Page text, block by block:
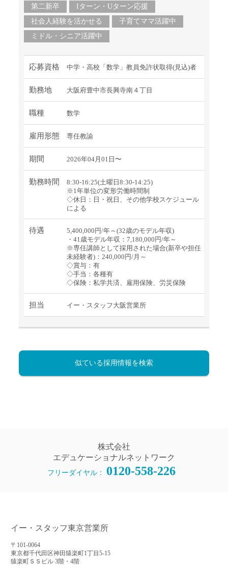
第二新卒
Iターン・Uターン応援
社会人経験を活かせる
子育てママ活躍中
ミドル・シニア活躍中
応募資格 中学・高校「数学」教員免許状取得(見込)者
勤務地 大阪府豊中市長興寺南４丁目
職種 数学
雇用形態 専任教諭
期間 2026年04月01日〜
勤務時間
8:30-16:25(土曜日8:30-14:25)
※1年単位の変形労働時間制
◇休日：日・祝日、その他学校スケジュール
による
待遇
5,400,000円/年～(32歳のモデル年収)
・41歳モデル年収：7,180,000円/年～
※専任講師として採用された場合(新卒や担任
未経験者)：240,000円/月～
◇賞与：有
◇手当：各種有
◇保険：私学共済、雇用保険、労災保険
担当 イー・スタッフ大阪営業所
似ている採用情報を検索
株式会社
エデュケーショナルネットワーク
フリーダイヤル： 0120-558-226
イー・スタッフ東京営業所
〒101-0064
東京都千代田区神田猿楽町1丁目5-15
猿楽町ＳＳビル 3階・4階